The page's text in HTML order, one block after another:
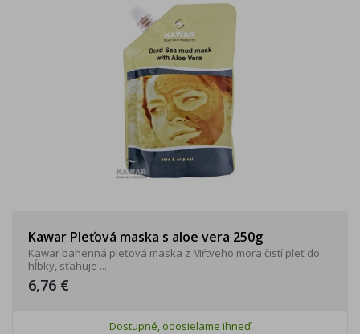
Kawar Pleťová maska s aloe vera 250g
Kawar bahenná pleťová maska z Mŕtveho mora čistí pleť do
hĺbky, sťahuje ...
6,76 €
Dostupné, odosielame ihneď